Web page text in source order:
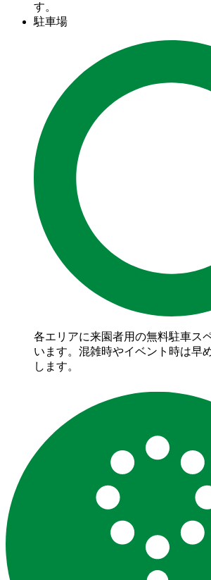
す。
駐車場
各エリアに来園者用の無料駐車ス
います。混雑時やイベント時は早
します。